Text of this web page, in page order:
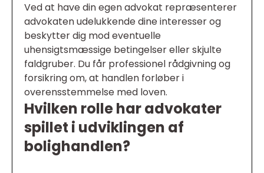
Ved at have din egen advokat repræsenterer
advokaten udelukkende dine interesser og
beskytter dig mod eventuelle
uhensigtsmæssige betingelser eller skjulte
faldgruber. Du får professionel rådgivning og
forsikring om, at handlen forløber i
overensstemmelse med loven.
Hvilken rolle har advokater
spillet i udviklingen af
bolighandlen?